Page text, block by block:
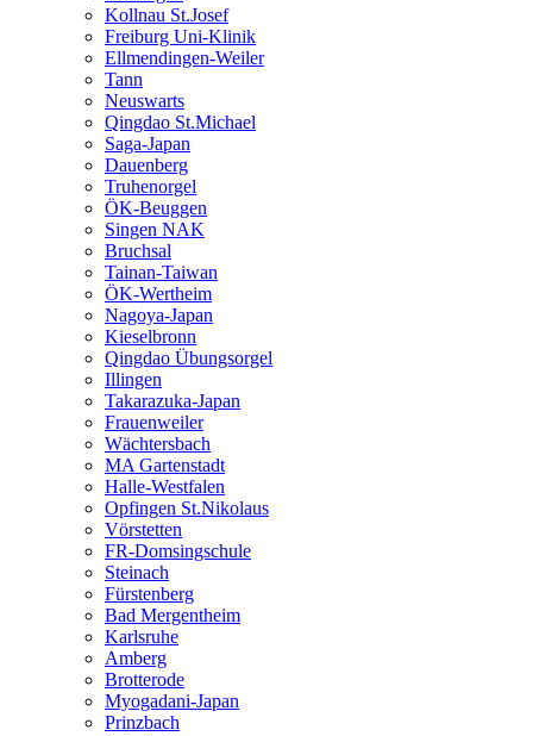
Kollnau St.Josef
Freiburg Uni-Klinik
Ellmendingen-Weiler
Tann
Neuswarts
Qingdao St.Michael
Saga-Japan
Dauenberg
Truhenorgel
ÖK-Beuggen
Singen NAK
Bruchsal
Tainan-Taiwan
ÖK-Wertheim
Nagoya-Japan
Kieselbronn
Qingdao Übungsorgel
Illingen
Takarazuka-Japan
Frauenweiler
Wächtersbach
MA Gartenstadt
Halle-Westfalen
Opfingen St.Nikolaus
Vörstetten
FR-Domsingschule
Steinach
Fürstenberg
Bad Mergentheim
Karlsruhe
Amberg
Brotterode
Myogadani-Japan
Prinzbach